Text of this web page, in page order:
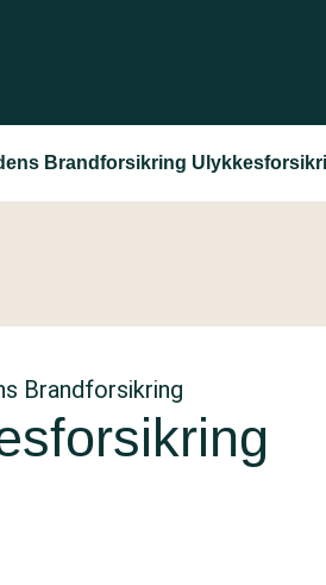
Brandforsikring
Brandforsikring